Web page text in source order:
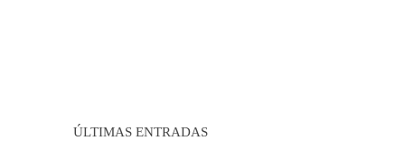
ÚLTIMAS ENTRADAS